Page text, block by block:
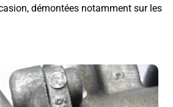
démontées notamment sur les